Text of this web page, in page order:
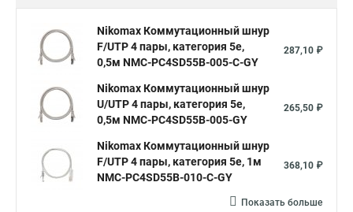
Nikomax Коммутационный шнур
F/UTP 4 пары, категория 5е,
0,5м NMC-PC4SD55B-005-C-GY
287,10 ₽
Nikomax Коммутационный шнур
U/UTP 4 пары, категория 5е,
0,5м NMC-PC4SD55B-005-GY
265,50 ₽
Nikomax Коммутационный шнур
F/UTP 4 пары, категория 5е, 1м
NMC-PC4SD55B-010-C-GY
368,10 ₽
Показать больше